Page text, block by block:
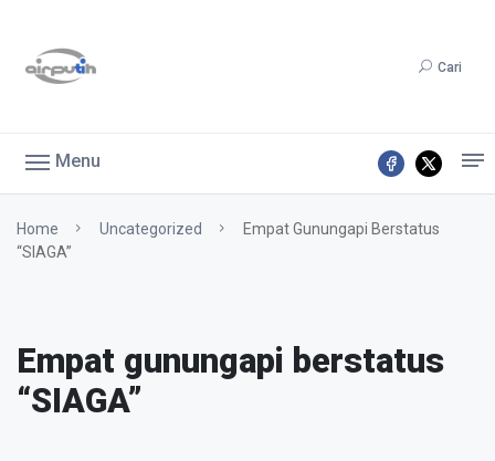
Cari
Menu
Home Uncategorized
Empat Gunungapi Berstatus
“SIAGA”
Empat gunungapi berstatus
“SIAGA”